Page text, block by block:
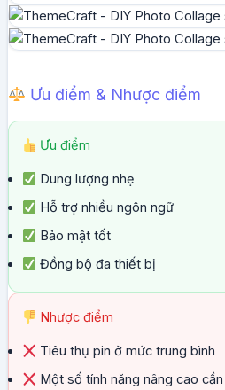
Ưu điểm & Nhược điểm
Ưu điểm
Dung lượng nhẹ
Hỗ trợ nhiều ngôn ngữ
Bảo mật tốt
Đồng bộ đa thiết bị
Nhược điểm
Tiêu thụ pin ở mức trung bình
Một số tính năng nâng cao